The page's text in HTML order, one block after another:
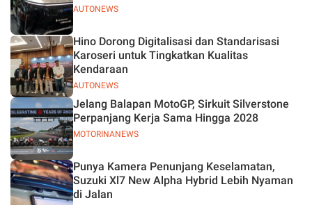
AUTONEWS
AUTONEWS
Hino Dorong Digitalisasi dan Standarisasi
Karoseri untuk Tingkatkan Kualitas
Kendaraan
MOTORINANEWS
Jelang Balapan MotoGP, Sirkuit Silverstone
Perpanjang Kerja Sama Hingga 2028
Punya Kamera Penunjang Keselamatan,
Suzuki Xl7 New Alpha Hybrid Lebih Nyaman
di Jalan